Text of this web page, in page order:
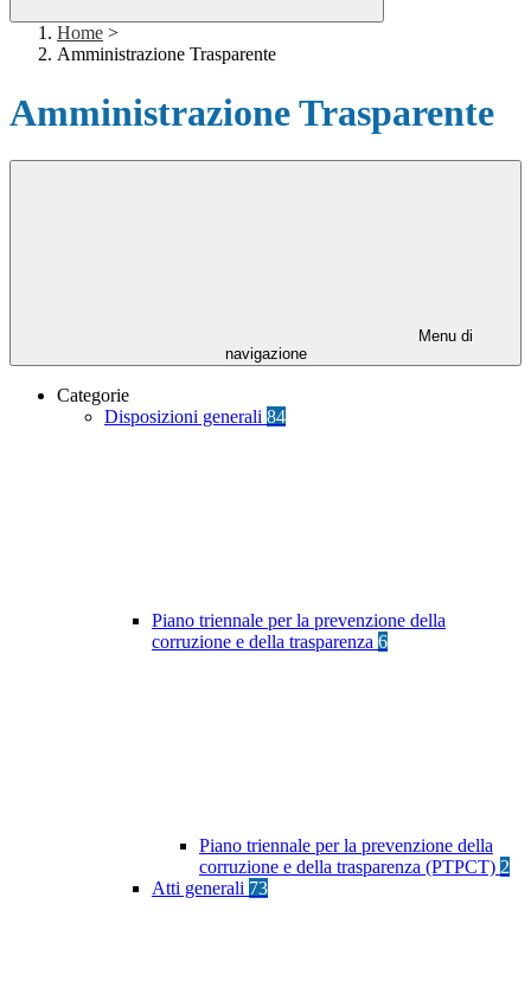
Home >
Amministrazione Trasparente
Amministrazione Trasparente
Menu di
navigazione
Categorie
Disposizioni generali 84
Piano triennale per la prevenzione della
corruzione e della trasparenza 6
Piano triennale per la prevenzione della
corruzione e della trasparenza (PTPCT) 2
Atti generali 73